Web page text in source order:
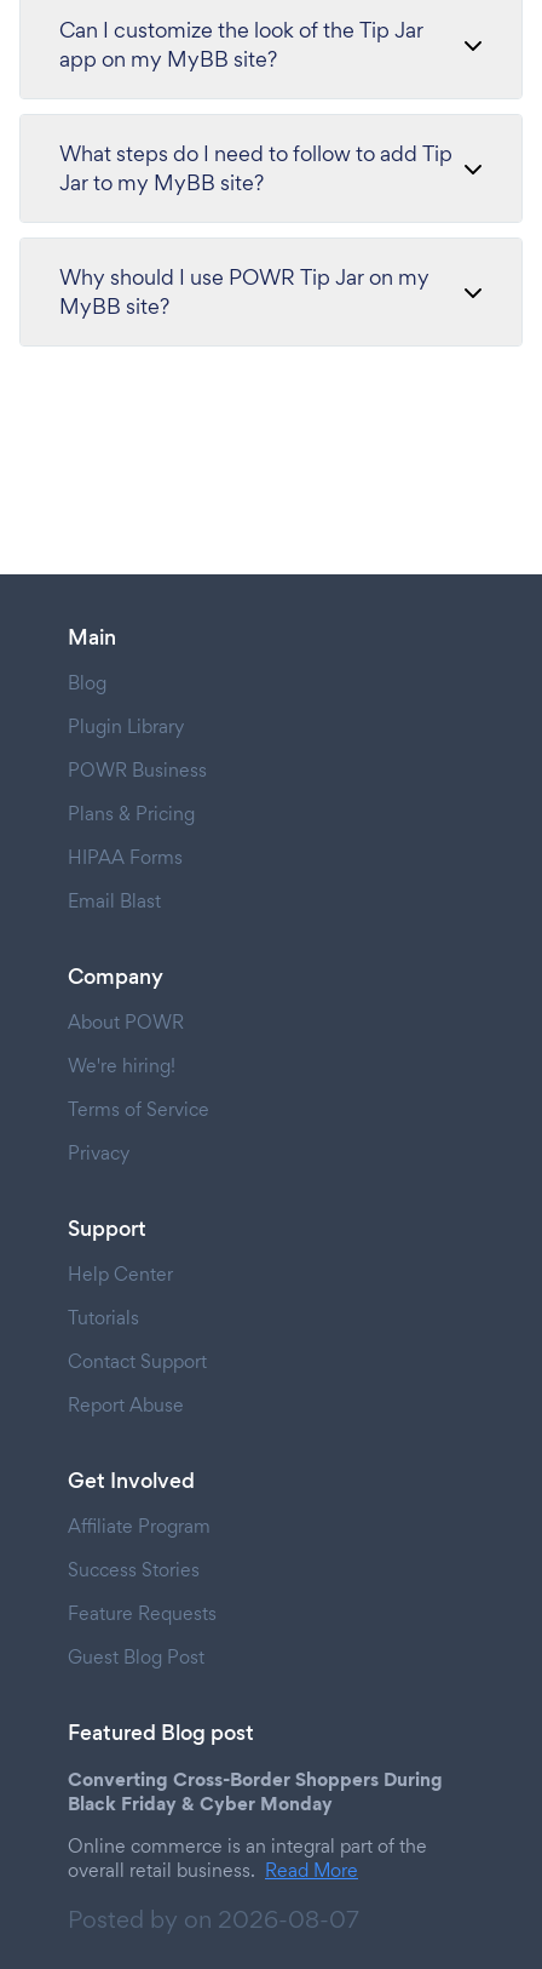
Can I customize the look of the Tip Jar
app on my MyBB site?
What steps do I need to follow to add Tip
Jar to my MyBB site?
Why should I use POWR Tip Jar on my
MyBB site?
Main
Blog
Plugin Library
POWR Business
Plans & Pricing
HIPAA Forms
Email Blast
Company
About POWR
We're hiring!
Terms of Service
Privacy
Support
Help Center
Tutorials
Contact Support
Report Abuse
Get Involved
Affiliate Program
Success Stories
Feature Requests
Guest Blog Post
Featured Blog post
Converting Cross-Border Shoppers During
Black Friday & Cyber Monday
Online commerce is an integral part of the
overall retail business. Read More
Posted by on 2026-08-07